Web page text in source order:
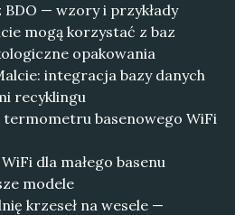
— wzory i przykłady
mogą korzystać z baz
opakowania
integracja bazy danych
recyklingu
basenowego WiFi
dla małego basenu
modele
krzeseł na wesele —